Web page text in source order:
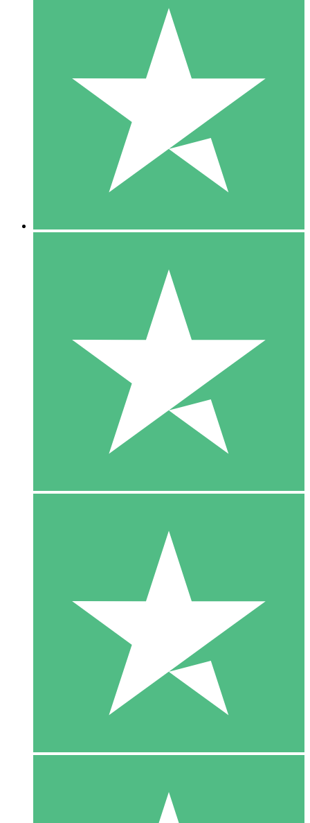
Individuele Creditpakketten
Betaal per gebruik met downloadtegoeden. Geen maandelijkse
1000
10 Downloaden
20 00